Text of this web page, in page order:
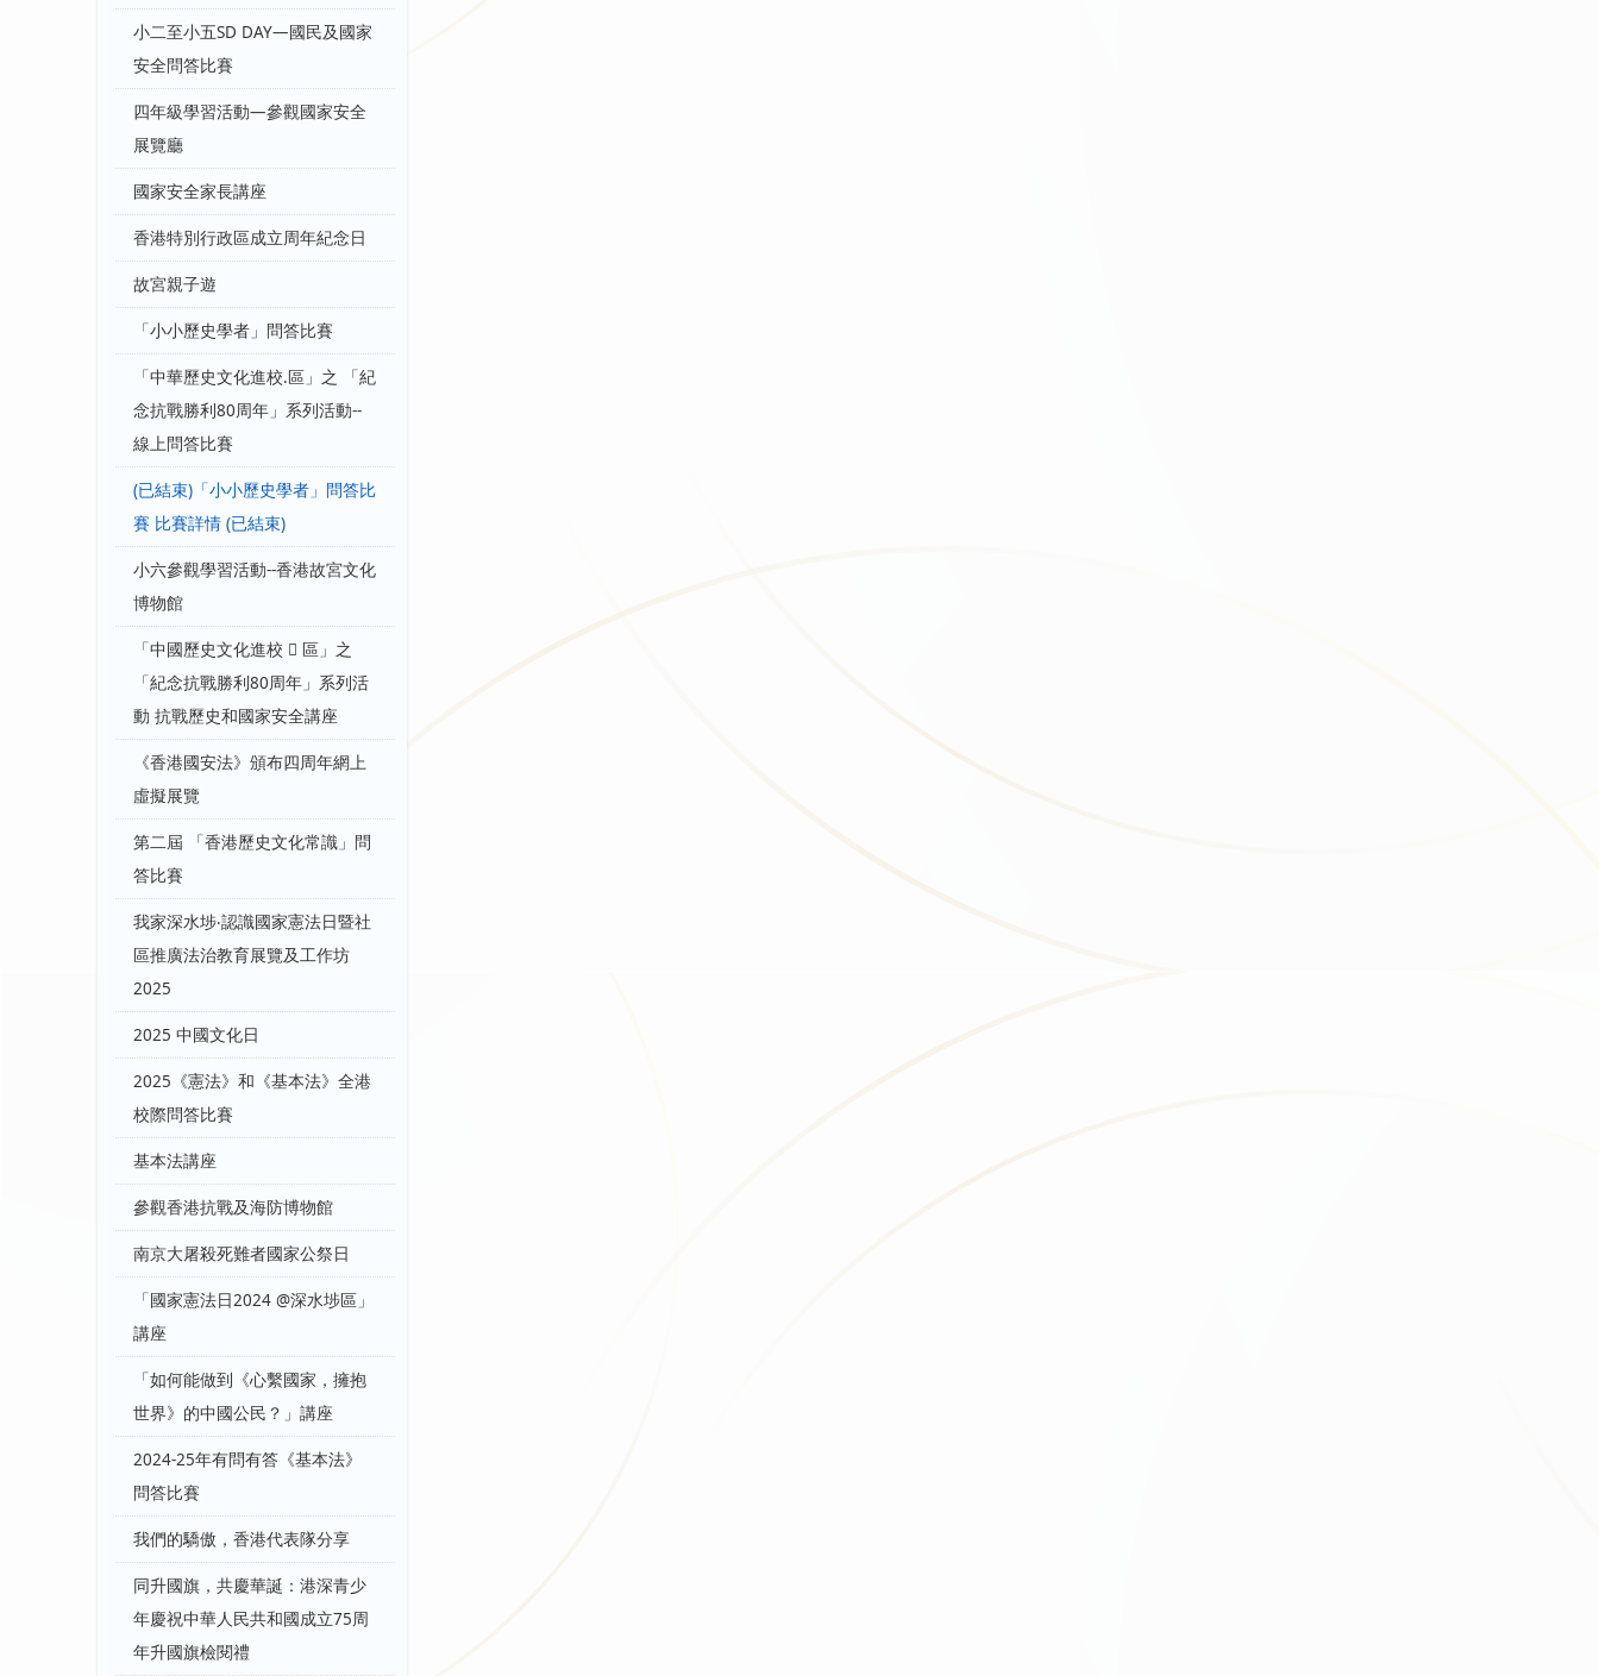
小二至小五SD DAY—國民及國家
安全問答比賽
四年級學習活動—參觀國家安全
展覽廳
國家安全家長講座
香港特別行政區成立周年紀念日
故宮親子遊
「小小歷史學者」問答比賽
「中華歷史文化進校.區」之 「紀
念抗戰勝利80周年」系列活動--
線上問答比賽
(已結束)「小小歷史學者」問答比
賽 比賽詳情 (已結束)
小六參觀學習活動--香港故宮文化
博物館
「中國歷史文化進校  區」之
「紀念抗戰勝利80周年」系列活
動 抗戰歷史和國家安全講座
《香港國安法》頒布四周年網上
虛擬展覽
第二屆 「香港歷史文化常識」問
答比賽
我家深水埗‧認識國家憲法日暨社
區推廣法治教育展覽及工作坊
2025
2025 中國文化日
2025《憲法》和《基本法》全港
校際問答比賽
基本法講座
參觀香港抗戰及海防博物館
南京大屠殺死難者國家公祭日
「國家憲法日2024 @深水埗區」
講座
「如何能做到《心繫國家，擁抱
世界》的中國公民？」講座
2024-25年有問有答《基本法》
問答比賽
我們的驕傲，香港代表隊分享
同升國旗，共慶華誕：港深青少
年慶祝中華人民共和國成立75周
年升國旗檢閱禮